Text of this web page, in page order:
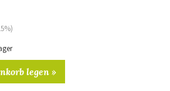
legen »